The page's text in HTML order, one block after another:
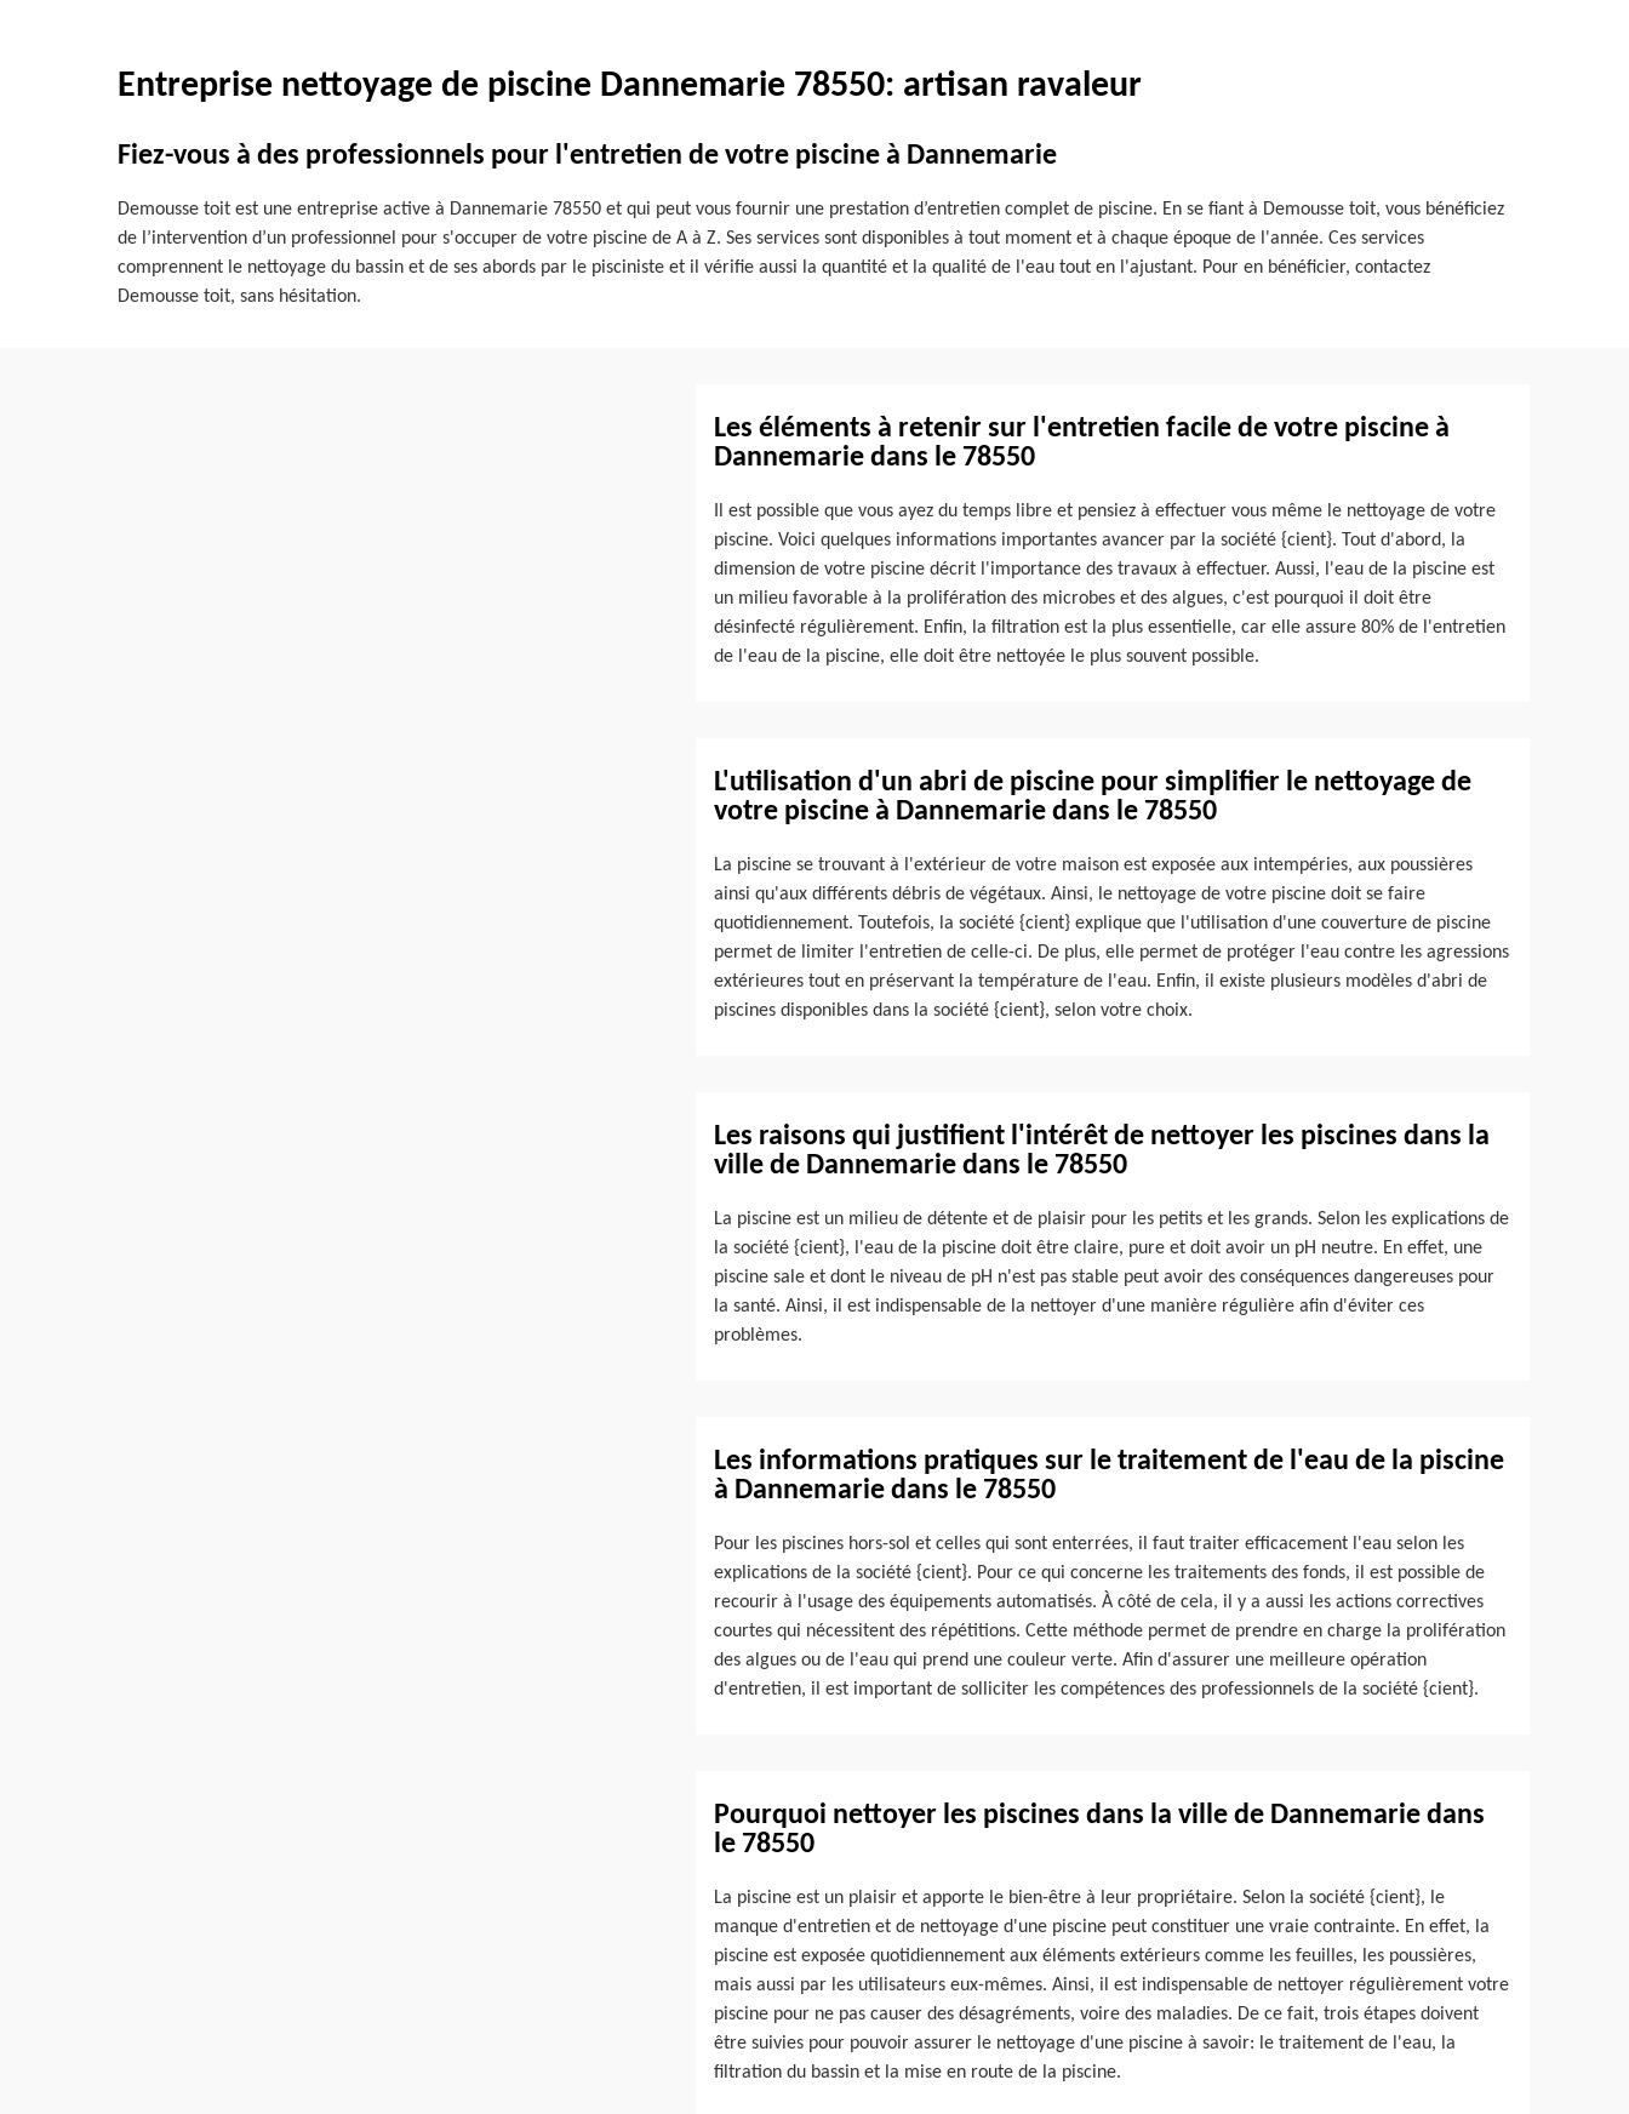
Entreprise nettoyage de piscine Dannemarie 78550: artisan ravaleur
Fiez-vous à des professionnels pour l'entretien de votre piscine à Dannemarie
Demousse toit est une entreprise active à Dannemarie 78550 et qui peut vous fournir une prestation d’entretien complet de piscine. En se fiant à Demousse toit, vous bénéficiez
de l’intervention d’un professionnel pour s'occuper de votre piscine de A à Z. Ses services sont disponibles à tout moment et à chaque époque de l'année. Ces services
comprennent le nettoyage du bassin et de ses abords par le pisciniste et il vérifie aussi la quantité et la qualité de l'eau tout en l'ajustant. Pour en bénéficier, contactez
Demousse toit, sans hésitation.
Les éléments à retenir sur l'entretien facile de votre piscine à
Dannemarie dans le 78550
Il est possible que vous ayez du temps libre et pensiez à effectuer vous même le nettoyage de votre
piscine. Voici quelques informations importantes avancer par la société {cient}. Tout d'abord, la
dimension de votre piscine décrit l'importance des travaux à effectuer. Aussi, l'eau de la piscine est
un milieu favorable à la prolifération des microbes et des algues, c'est pourquoi il doit être
désinfecté régulièrement. Enfin, la filtration est la plus essentielle, car elle assure 80% de l'entretien
de l'eau de la piscine, elle doit être nettoyée le plus souvent possible.
L'utilisation d'un abri de piscine pour simplifier le nettoyage de
votre piscine à Dannemarie dans le 78550
La piscine se trouvant à l'extérieur de votre maison est exposée aux intempéries, aux poussières
ainsi qu'aux différents débris de végétaux. Ainsi, le nettoyage de votre piscine doit se faire
quotidiennement. Toutefois, la société {cient} explique que l'utilisation d'une couverture de piscine
permet de limiter l'entretien de celle-ci. De plus, elle permet de protéger l'eau contre les agressions
extérieures tout en préservant la température de l'eau. Enfin, il existe plusieurs modèles d'abri de
piscines disponibles dans la société {cient}, selon votre choix.
Les raisons qui justifient l'intérêt de nettoyer les piscines dans la
ville de Dannemarie dans le 78550
La piscine est un milieu de détente et de plaisir pour les petits et les grands. Selon les explications de
la société {cient}, l'eau de la piscine doit être claire, pure et doit avoir un pH neutre. En effet, une
piscine sale et dont le niveau de pH n'est pas stable peut avoir des conséquences dangereuses pour
la santé. Ainsi, il est indispensable de la nettoyer d'une manière régulière afin d'éviter ces
problèmes.
Les informations pratiques sur le traitement de l'eau de la piscine
à Dannemarie dans le 78550
Pour les piscines hors-sol et celles qui sont enterrées, il faut traiter efficacement l'eau selon les
explications de la société {cient}. Pour ce qui concerne les traitements des fonds, il est possible de
recourir à l'usage des équipements automatisés. À côté de cela, il y a aussi les actions correctives
courtes qui nécessitent des répétitions. Cette méthode permet de prendre en charge la prolifération
des algues ou de l'eau qui prend une couleur verte. Afin d'assurer une meilleure opération
d'entretien, il est important de solliciter les compétences des professionnels de la société {cient}.
Pourquoi nettoyer les piscines dans la ville de Dannemarie dans
le 78550
La piscine est un plaisir et apporte le bien-être à leur propriétaire. Selon la société {cient}, le
manque d'entretien et de nettoyage d'une piscine peut constituer une vraie contrainte. En effet, la
piscine est exposée quotidiennement aux éléments extérieurs comme les feuilles, les poussières,
mais aussi par les utilisateurs eux-mêmes. Ainsi, il est indispensable de nettoyer régulièrement votre
piscine pour ne pas causer des désagréments, voire des maladies. De ce fait, trois étapes doivent
être suivies pour pouvoir assurer le nettoyage d'une piscine à savoir: le traitement de l'eau, la
filtration du bassin et la mise en route de la piscine.